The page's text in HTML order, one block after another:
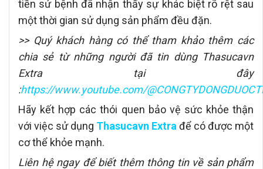
tiền sử bệnh đã nhận thấy sự khác biệt rõ rệt sau
một thời gian sử dụng sản phẩm đều đặn.
>> Quý khách hàng có thể tham khảo thêm các
chia sẻ từ những người đã tin dùng Thasucavn
Extra tại đây
:https://www.youtube.com/
Hãy kết hợp các thói quen bảo vệ sức khỏe thận
với việc sử dụng Thasucavn Extra để có được một
cơ thể khỏe mạnh.
Liên hệngay để biết thêm thông tin về sản phẩm